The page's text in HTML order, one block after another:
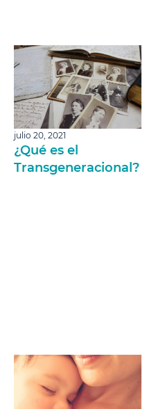
julio 20, 2021
¿Qué es el
Transgeneracional?